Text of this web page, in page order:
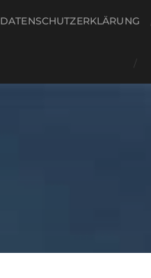
DATENSCHUTZERKLÄRUNG